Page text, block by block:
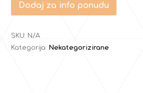
Dodaj za info ponudu
SKU: N/A
Kategorija: Nekategorizirane